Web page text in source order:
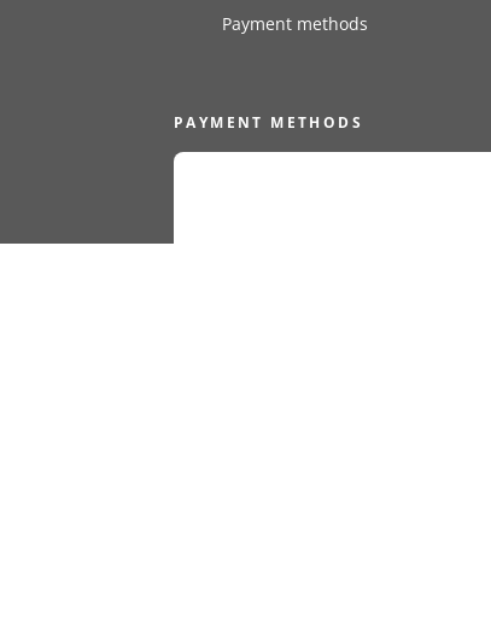
Payment methods
PAYMENT METHODS